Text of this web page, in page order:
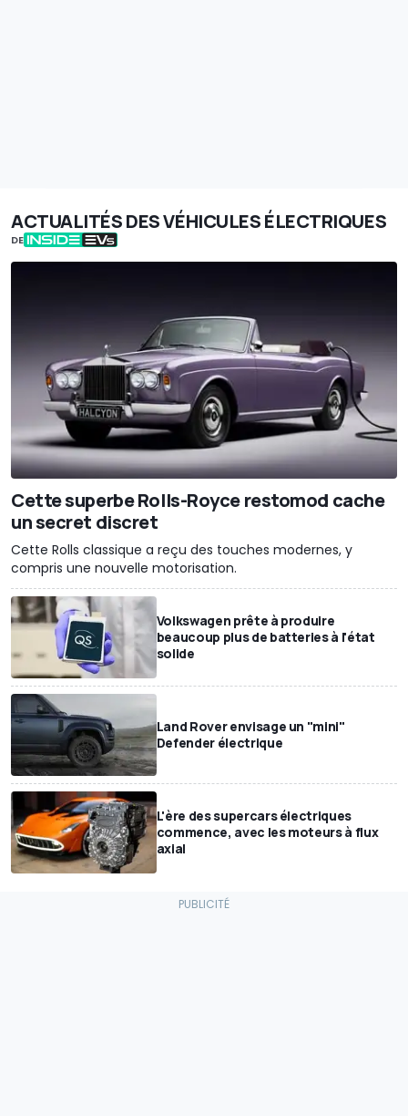
ACTUALITÉS DES VÉHICULES ÉLECTRIQUES
DE
Cette superbe Rolls-Royce restomod cache
un secret discret
Cette Rolls classique a reçu des touches modernes, y
compris une nouvelle motorisation.
Volkswagen prête à produire
beaucoup plus de batteries à l'état
solide
Land Rover envisage un "mini"
Defender électrique
L'ère des supercars électriques
commence, avec les moteurs à flux
axial